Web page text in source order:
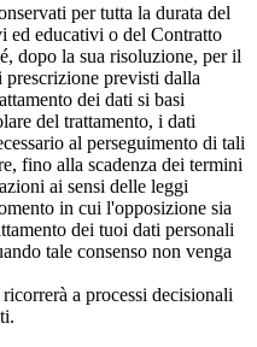
per tutta la durata del
ed educativi o del Contratto
dopo la sua risoluzione, per il
previsti dalla
dei dati si basi
del trattamento, i dati
al perseguimento di tali
fino alla scadenza dei termini
ai sensi delle leggi
in cui l'opposizione sia
dei tuoi dati personali
tale consenso non venga
a processi decisionali